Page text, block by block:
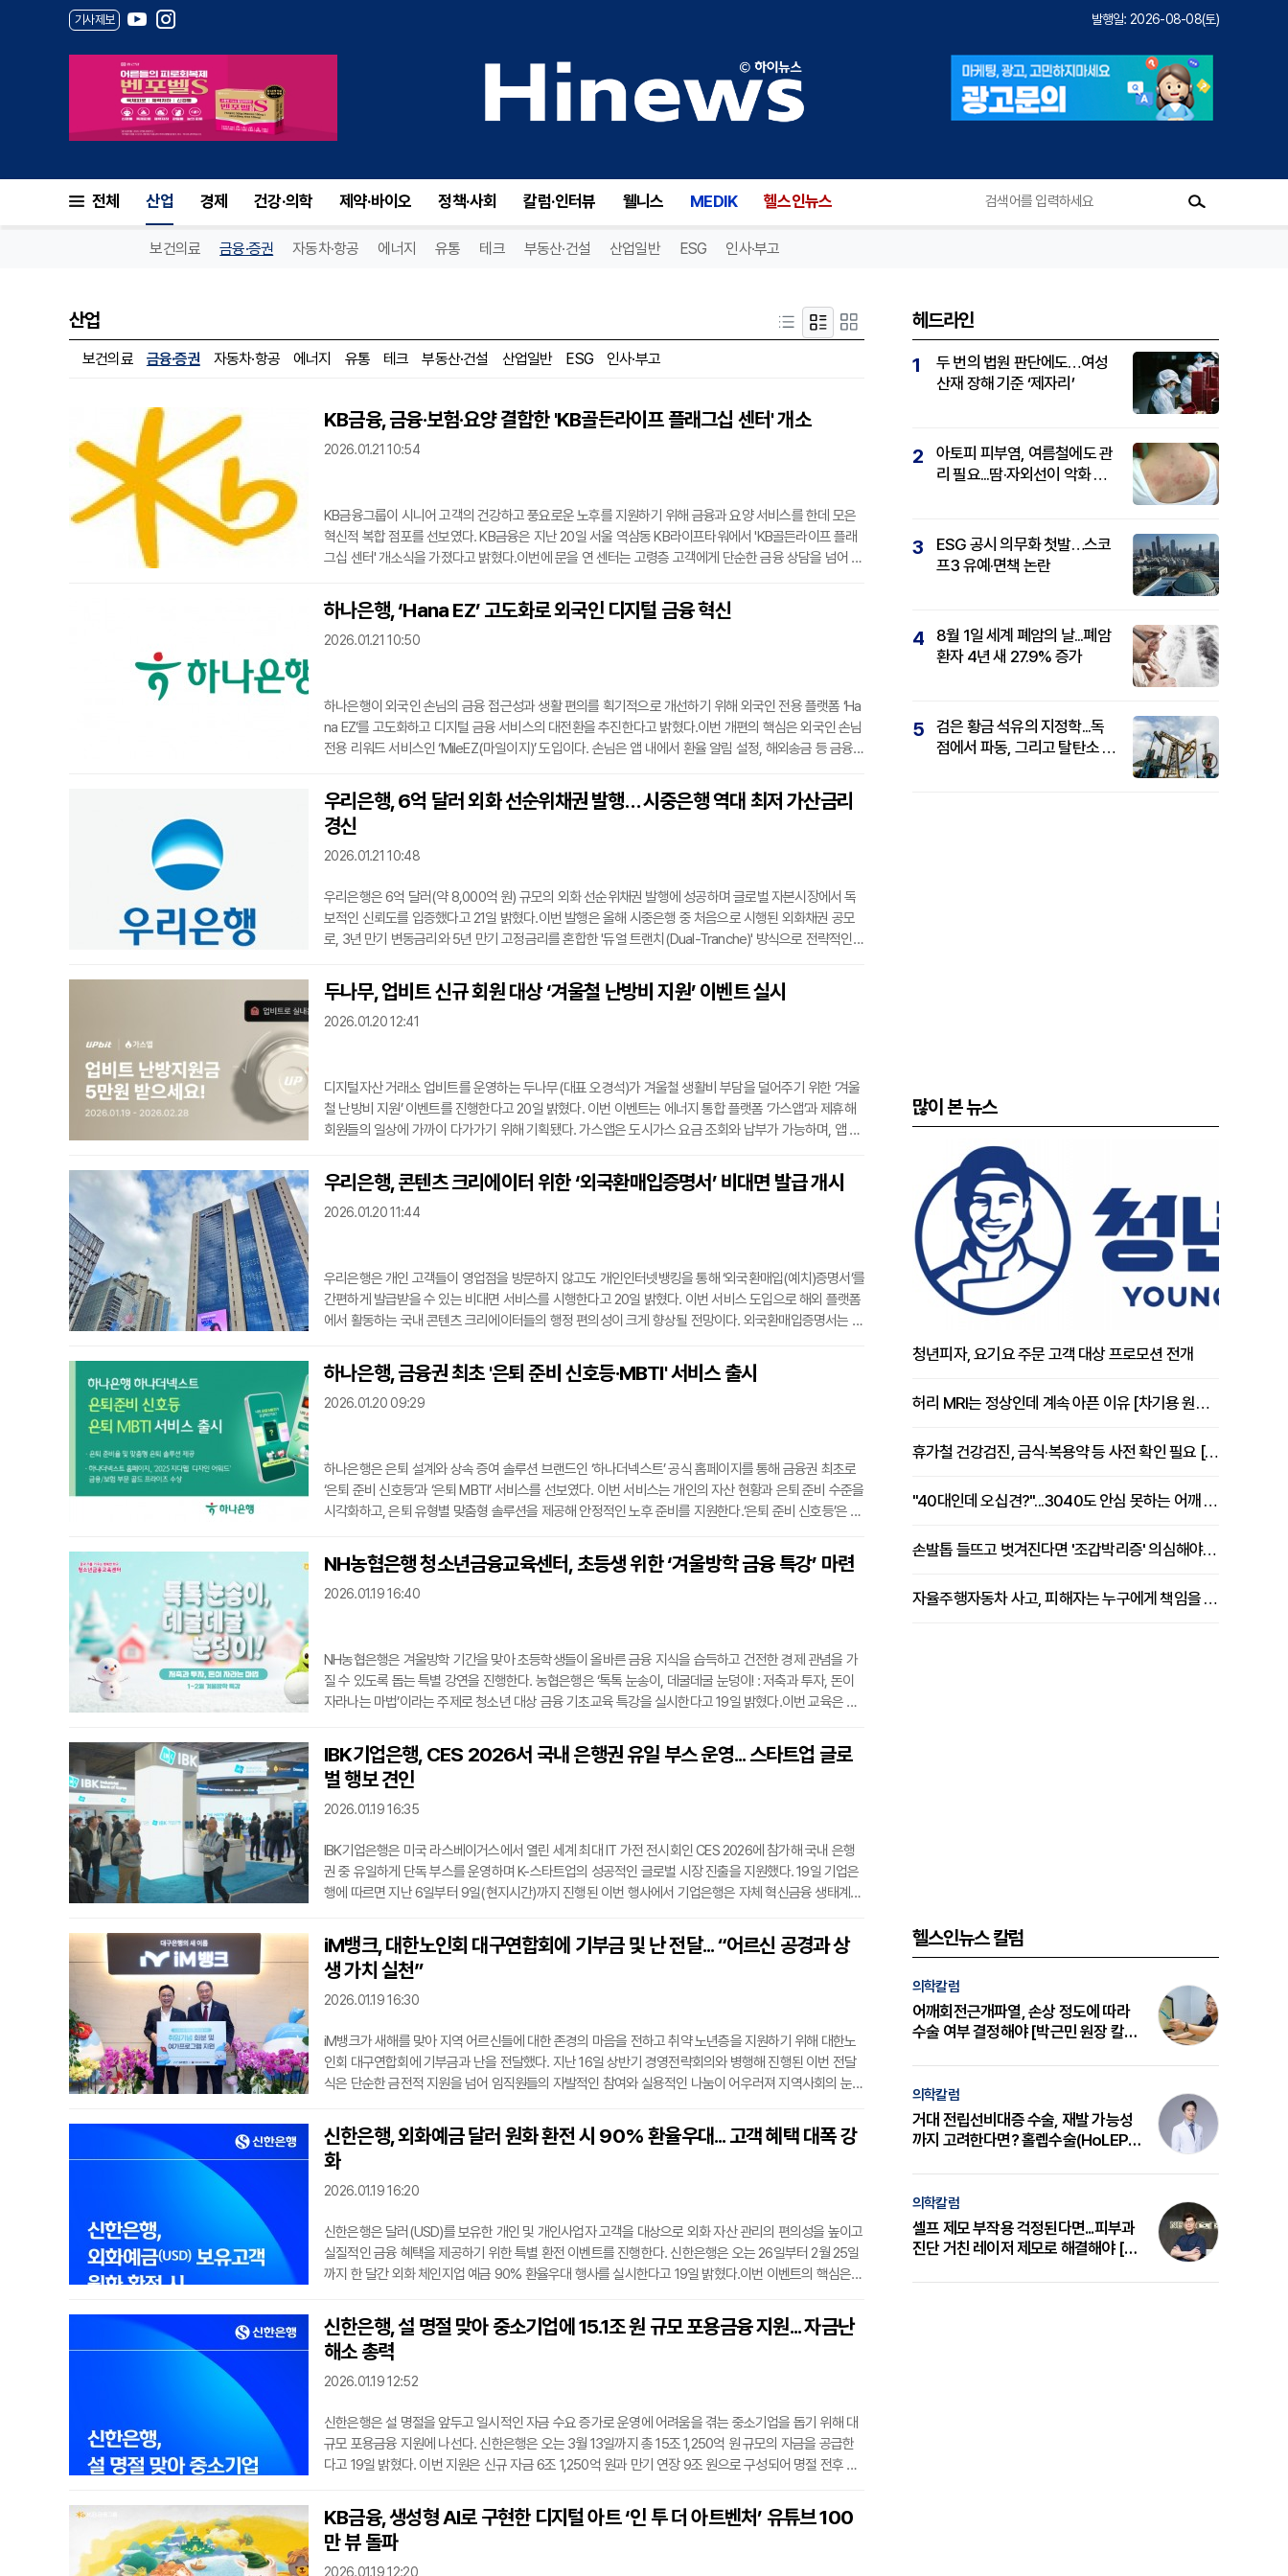
기사제보 발행일: 2026-08-08(토)
전체 산업 경제 건강·의학 제약·바이오 정책·사회 칼럼·인터뷰 웰니스 MEDIK 헬스인뉴스
보건의료 금융·증권 자동차·항공 에너지 유통 테크 부동산·건설 산업일반 ESG 인사·부고
산업
보건의료 금융·증권 자동차·항공 에너지 유통 테크 부동산·건설 산업일반 ESG 인사·부고
KB금융, 금융·보험·요양 결합한 'KB골든라이프 플래그십 센터' 개소
2026.01.21 10:54
KB금융그룹이 시니어 고객의 건강하고 풍요로운 노후를 지원하기 위해 금융과 요양 서비스를 한데 모은
혁신적 복합 점포를 선보였다. KB금융은 지난 20일 서울 역삼동 KB라이프타워에서 'KB골든라이프 플래
그십 센터' 개소식을 가졌다고 밝혔다.이번에 문을 연 센터는 고령층 고객에게 단순한 금융 상담을 넘어 생
계적으로 설계하고 준비할 수 있도록 라이프사이클 전반에 걸친 솔루션을 제안한다.센터는 크게 세 가지
전문 공간으로 구성됐다. 보험과 은행 서비스를 동시에 이용할 수 있는 국내 유일의 복합 점포 ‘KB라이프
역삼센터’,
하나은행, ‘Hana EZ’ 고도화로 외국인 디지털 금융 혁신
2026.01.21 10:50
하나은행이 외국인 손님의 금융 접근성과 생활 편의를 획기적으로 개선하기 위해 외국인 전용 플랫폼 ‘Ha
na EZ’를 고도화하고 디지털 금융 서비스의 대전환을 추진한다고 밝혔다.이번 개편의 핵심은 외국인 손님
전용 리워드 서비스인 ‘MileEZ(마일이지)’ 도입이다. 손님은 앱 내에서 환율 알림 설정, 해외송금 등 금융
월별 목표 달성 시에는 기프티콘 등의 혜택이 제공되어 이용의 즐거움을 더했다.비대면 생활·금융 서비스
도 대폭 확충됐다. 기존에 영업점을 반드시 방문해야 했던 고객 확인 등록, 여권번호 변경 업무를 앱에서
우리은행, 6억 달러 외화 선순위채권 발행… 시중은행 역대 최저 가산금리
경신
2026.01.21 10:48
우리은행은 6억 달러(약 8,000억 원) 규모의 외화 선순위채권 발행에 성공하며 글로벌 자본시장에서 독
보적인 신뢰도를 입증했다고 21일 밝혔다.이번 발행은 올해 시중은행 중 처음으로 시행된 외화채권 공모
로, 3년 만기 변동금리와 5년 만기 고정금리를 혼합한 '듀얼 트랜치(Dual-Tranche)' 방식으로 전략적인
모두 시중은행 기준 역대 최저 스프레드(가산금리)를 기록하는 쾌거를 거뒀다.우리은행은 이번 흥행을 위
해 지난해 11월 미주와 유럽을 직접 방문해 글로벌 투자자들과 소통한 데 이어, 이달에는 싱가포르와 홍콩
등 아시아 자본시
두나무, 업비트 신규 회원 대상 ‘겨울철 난방비 지원’ 이벤트 실시
2026.01.20 12:41
디지털자산 거래소 업비트를 운영하는 두나무(대표 오경석)가 겨울철 생활비 부담을 덜어주기 위한 ‘겨울
철 난방비 지원’ 이벤트를 진행한다고 20일 밝혔다. 이번 이벤트는 에너지 통합 플랫폼 ‘가스앱’과 제휴해
회원들의 일상에 가까이 다가가기 위해 기획됐다. 가스앱은 도시가스 요금 조회와 납부가 가능하며, 앱 내
고 고객확인(KYC)을 완료한 회원에게는 가스앱에서 사용할 수 있는 5만원 캐시가 지급된다. 이벤트 기간
은 1월 19일부터 2월 28일까지며, 자세한 내용은 업비트 모바일 앱 내 ‘더보기’ 탭에서 ‘혜택∙이벤트’
우리은행, 콘텐츠 크리에이터 위한 ‘외국환매입증명서’ 비대면 발급 개시
2026.01.20 11:44
우리은행은 개인 고객들이 영업점을 방문하지 않고도 개인인터넷뱅킹을 통해 ‘외국환매입(예치)증명서’를
간편하게 발급받을 수 있는 비대면 서비스를 시행한다고 20일 밝혔다. 이번 서비스 도입으로 해외 플랫폼
에서 활동하는 국내 콘텐츠 크리에이터들의 행정 편의성이 크게 향상될 전망이다. 외국환매입증명서는 해
브나 페이스북 등 글로벌 플랫폼으로부터 달러 기반의 광고 수익을 받는 유튜버 등 콘텐츠 크리에이터들
이 부가가치세 신고 시 영세율 적용을 받기 위해 세무서에 반드시 제출해야 하는 필수 자료로 쓰인다.그동
안 사업자
하나은행, 금융권 최초 '은퇴 준비 신호등·MBTI' 서비스 출시
2026.01.20 09:29
하나은행은 은퇴 설계와 상속 증여 솔루션 브랜드인 ‘하나더넥스트’ 공식 홈페이지를 통해 금융권 최초로
‘은퇴 준비 신호등’과 ‘은퇴 MBTI’ 서비스를 선보였다. 이번 서비스는 개인의 자산 현황과 은퇴 준비 수준을
시각화하고, 은퇴 유형별 맞춤형 솔루션을 제공해 안정적인 노후 준비를 지원한다.‘은퇴 준비 신호등’은 손
됐다. 10가지 간단한 질문으로 누구나 쉽게 자신의 은퇴 준비 상태를 점검할 수 있는 점이 특징이다.‘은퇴
MBTI’는 은퇴 여부, 현금흐름, 여유자금 보유 여부 등 주요 질문을 바탕으로 16가지 은퇴 유형을
NH농협은행 청소년금융교육센터, 초등생 위한 ‘겨울방학 금융 특강’ 마련
2026.01.19 16:40
NH농협은행은 겨울방학 기간을 맞아 초등학생들이 올바른 금융 지식을 습득하고 건전한 경제 관념을 가
질 수 있도록 돕는 특별 강연을 진행한다. 농협은행은 ‘톡톡 눈송이, 데굴데굴 눈덩이! : 저축과 투자, 돈이
자라나는 마법’이라는 주제로 청소년 대상 금융 기초교육 특강을 실시한다고 19일 밝혔다.이번 교육은 청
기본인 저축의 중요성과 단기 및 장기 저축의 차이점을 배우고, 투자의 기본 개념과 더불어 투자와 투기의
차이점을 명확히 구분하는 법을 다룬다. 또한 주식, 채권, 부동산 등 우리 일상과 밀접한 다양한 투자 상품
의
IBK기업은행, CES 2026서 국내 은행권 유일 부스 운영... 스타트업 글로
벌 행보 견인
2026.01.19 16:35
IBK기업은행은 미국 라스베이거스에서 열린 세계 최대 IT 가전 전시회인 CES 2026에 참가해 국내 은행
권 중 유일하게 단독 부스를 운영하며 K-스타트업의 성공적인 글로벌 시장 진출을 지원했다. 19일 기업은
행에 따르면 지난 6일부터 9일(현지시간)까지 진행된 이번 행사에서 기업은행은 자체 혁신금융 생태계의
자 프로세스, ESG 정밀진단시스템 등 선진화된 금융 인프라를 소개했다. 특히 신기술평가시스템을 활용
해 직접 발굴한 7개의 유망 스타트업과 부스를 공동 운영하며 이들 기업의 혁신 기술이 글로벌 무대에 안
착할 수 있도록 적극
iM뱅크, 대한노인회 대구연합회에 기부금 및 난 전달... “어르신 공경과 상
생 가치 실천”
2026.01.19 16:30
iM뱅크가 새해를 맞아 지역 어르신들에 대한 존경의 마음을 전하고 취약 노년층을 지원하기 위해 대한노
인회 대구연합회에 기부금과 난을 전달했다. 지난 16일 상반기 경영전략회의와 병행해 진행된 이번 전달
식은 단순한 금전적 지원을 넘어 임직원들의 자발적인 참여와 실용적인 나눔이 어우러져 지역사회의 눈길
더했다. 특히 임직원들이 신년 인사 시즌에 받은 난과 꽃 등의 화분을 자발적으로 기부해 함께 전달함으로
써 생활 속 나눔을 실천했다.iM뱅크 관계자는 “연말연시 인사 시즌 받은 난의 효율적 활용을 생각하다 지
역 어르신들
신한은행, 외화예금 달러 원화 환전 시 90% 환율우대... 고객 혜택 대폭 강
화
2026.01.19 16:20
신한은행은 달러(USD)를 보유한 개인 및 개인사업자 고객을 대상으로 외화 자산 관리의 편의성을 높이고
실질적인 금융 혜택을 제공하기 위한 특별 환전 이벤트를 진행한다. 신한은행은 오는 26일부터 2월 25일
까지 한 달간 외화 체인지업 예금 90% 환율우대 행사를 실시한다고 19일 밝혔다.이번 이벤트의 핵심은
되는 파격적인 우대 혜택이다. 고객이 신한 SOL뱅크 또는 신한 슈퍼SOL 앱 등 모바일 채널을 통해 환전
거래를 진행할 경우, 이벤트 기간 내 거래 횟수에 제한 없이 90%의 환율우대를 상시 적용받을 수 있는 것
이 특징이다. 외화
신한은행, 설 명절 맞아 중소기업에 15.1조 원 규모 포용금융 지원... 자금난
해소 총력
2026.01.19 12:52
신한은행은 설 명절을 앞두고 일시적인 자금 수요 증가로 운영에 어려움을 겪는 중소기업을 돕기 위해 대
규모 포용금융 지원에 나선다. 신한은행은 오는 3월 13일까지 총 15조 1,250억 원 규모의 자금을 공급한
다고 19일 밝혔다. 이번 지원은 신규 자금 6조 1,250억 원과 만기 연장 9조 원으로 구성되어 명절 전후 중
억 원까지 신규 대출을 이용할 수 있다. 또한 대출 만기 시 원금 일부 상환 조건이 없는 만기 연장과 분할상
환금 납입 유예 등 기업의 금융 부담을 실질적으로 경감하기 위한 전방위적 금융 지원이 함께 시행된다. 신
한은행
KB금융, 생성형 AI로 구현한 디지털 아트 ‘인 투 더 아트벤처’ 유튜브 100
만 뷰 돌파
2026.01.19 12:20
헤드라인
1
두 번의 법원 판단에도…여성
산재 장해 기준 ‘제자리’
2
아토피 피부염, 여름철에도 관
리 필요...땀·자외선이 악화 요
3
ESG 공시 의무화 첫발…스코
프3 유예·면책 논란
4
8월 1일 세계 폐암의 날...폐암
환자 4년 새 27.9% 증가
5
검은 황금 석유의 지정학...독
점에서 파동, 그리고 탈탄소 패
많이 본 뉴스
청년피자, 요기요 주문 고객 대상 프로모션 전개
허리 MRI는 정상인데 계속 아픈 이유 [차기용 원장 칼럼]
휴가철 건강검진, 금식·복용약 등 사전 확인 필요 [정도감 원장 칼럼]
"40대인데 오십견?"...3040도 안심 못하는 어깨 유착성 관절낭염
손발톱 들뜨고 벗겨진다면 '조갑박리증' 의심해야 [김철윤 원장 칼럼]
자율주행자동차 사고, 피해자는 누구에게 책임을 물을 수 있을까
헬스인뉴스 칼럼
의학칼럼
어깨회전근개파열, 손상 정도에 따라
수술 여부 결정해야 [박근민 원장 칼
의학칼럼
거대 전립선비대증 수술, 재발 가능성
까지 고려한다면? 홀렙수술(HoLEP)
의학칼럼
셀프 제모 부작용 걱정된다면...피부과
진단 거친 레이저 제모로 해결해야 [변